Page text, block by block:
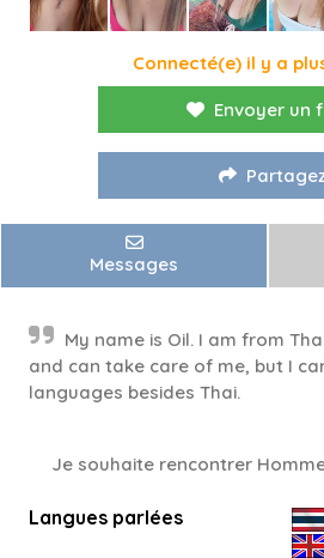
Connecté(e) il y a
Envoyer un
Messages
My name is Oil. I am from
and can take care of me, but I
languages ​​besides Thai.
Je souhaite rencontrer
Langues parlées